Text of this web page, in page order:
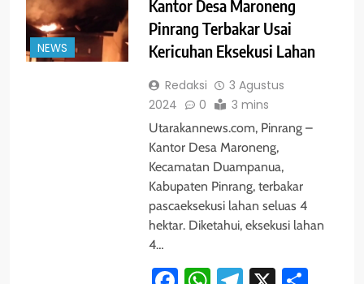
NEWS
Kantor Desa Maroneng
Pinrang Terbakar Usai
Kericuhan Eksekusi Lahan
Redaksi
3 Agustus
2024
0 3 mins
Utarakannews.com, Pinrang –
Kantor Desa Maroneng,
Kecamatan Duampanua,
Kabupaten Pinrang, terbakar
pascaeksekusi lahan seluas 4
hektar. Diketahui, eksekusi lahan
4…